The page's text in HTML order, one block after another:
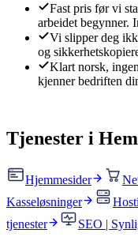
Fast pris før vi
arbeidet begynner.
Vi slipper deg
og
Klart norsk,
kjenner bedriften
Tjenester i
Hjemmesider
Kasseløsninger
tjenester
SEO |